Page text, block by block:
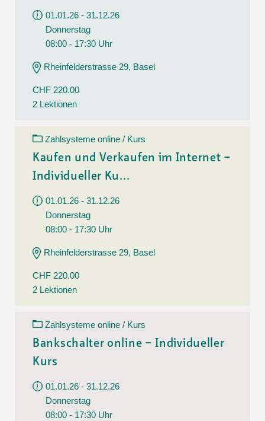
01.01.26 - 31.12.26
Donnerstag
08:00 - 17:30 Uhr
Rheinfelderstrasse 29, Basel
CHF 220.00
2 Lektionen
Zahlsysteme online / Kurs
Kaufen und Verkaufen im Internet –
Individueller Ku...
01.01.26 - 31.12.26
Donnerstag
08:00 - 17:30 Uhr
Rheinfelderstrasse 29, Basel
CHF 220.00
2 Lektionen
Zahlsysteme online / Kurs
Bankschalter online – Individueller
Kurs
01.01.26 - 31.12.26
Donnerstag
08:00 - 17:30 Uhr